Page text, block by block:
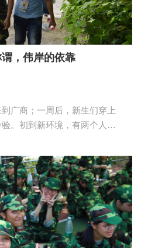
谓，伟岸的依靠
广商；一周后，新生们穿上
。初到新环境，有两个人让
人般的亲切关怀，帮助他们
学会坚强；早晨出操时，辅
，教导新生军训的纪律严
身体不适时，辅导员和学长
你涂上药膏，给予鼓励的同
与担忧；短暂休息后...